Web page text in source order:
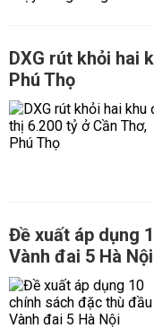
DXG rút khỏi hai
Phú Thọ
Đề xuất áp dụng
Vành đai 5 Hà Nội